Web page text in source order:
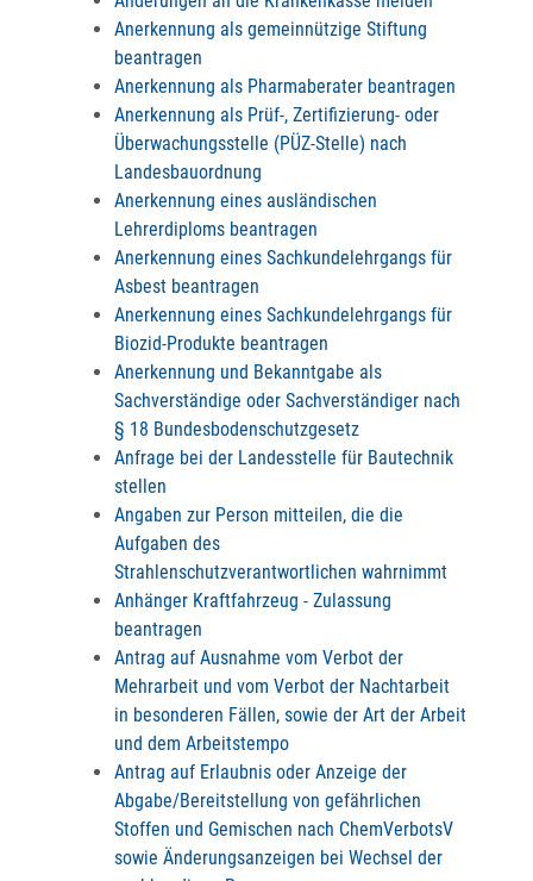
Anerkennung als gemeinnützige Stiftung
beantragen
Anerkennung als Pharmaberater beantragen
Anerkennung als Prüf-, Zertifizierung- oder
Überwachungsstelle (PÜZ-Stelle) nach
Landesbauordnung
Anerkennung eines ausländischen
Lehrerdiploms beantragen
Anerkennung eines Sachkundelehrgangs für
Asbest beantragen
Anerkennung eines Sachkundelehrgangs für
Biozid-Produkte beantragen
Anerkennung und Bekanntgabe als
Sachverständige oder Sachverständiger nach
§ 18 Bundesbodenschutzgesetz
Anfrage bei der Landesstelle für Bautechnik
stellen
Angaben zur Person mitteilen, die die
Aufgaben des
Strahlenschutzverantwortlichen wahrnimmt
Anhänger Kraftfahrzeug - Zulassung
beantragen
Antrag auf Ausnahme vom Verbot der
Mehrarbeit und vom Verbot der Nachtarbeit
in besonderen Fällen, sowie der Art der Arbeit
und dem Arbeitstempo
Antrag auf Erlaubnis oder Anzeige der
Abgabe/Bereitstellung von gefährlichen
Stoffen und Gemischen nach ChemVerbotsV
sowie Änderungsanzeigen bei Wechsel der